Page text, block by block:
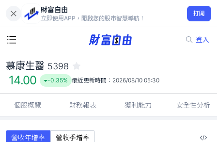
財富自由
立即使用APP，開啟您的股市智慧導航！
打開
登入
14.00
-0.35%
慕康生醫 5398
14.00 -0.35% 最近更新時間： 2026/08/10 05:30
個股概覽 財務報表 獲利能力 安全性分析
營收年增率 營收季增率